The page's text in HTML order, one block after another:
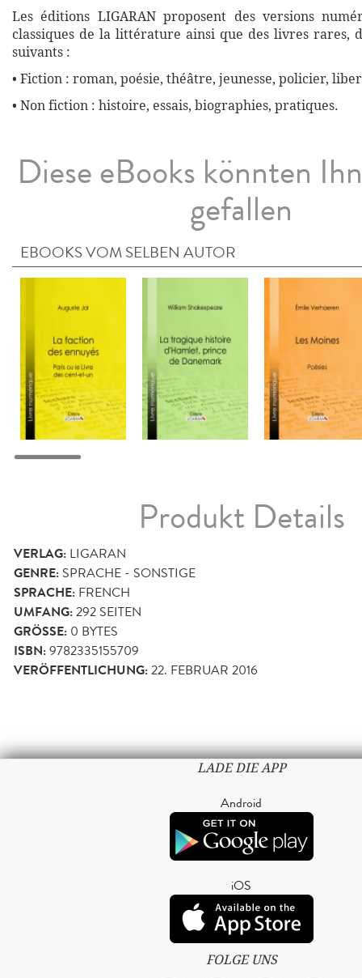
Les éditions LIGARAN proposent des versions
classiques de la littérature ainsi que des livres rares,
suivants :
• Fiction : roman, poésie, théâtre, jeunesse, policier,
• Non fiction : histoire, essais, biographies, pratiques.
Diese eBooks könnten
gefallen
EBOOKS VOM SELBEN AUTOR
Produkt Details
VERLAG: LIGARAN
GENRE: SPRACHE - SONSTIGE
SPRACHE: FRENCH
UMFANG:292 SEITEN
GRÖSSE: 0 BYTES
ISBN:9782335155709
VERÖFFENTLICHUNG:22. FEBRUAR 2016
LADE DIE APP
Android
iOS
FOLGE UNS